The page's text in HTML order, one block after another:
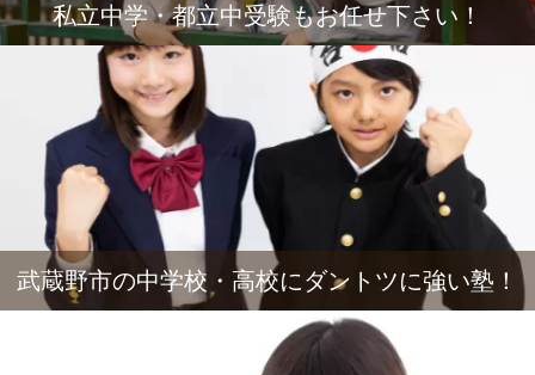
私立中学・都立中受験もお任せ下さい！
武蔵野市の中学校・高校にダントツに強い塾！